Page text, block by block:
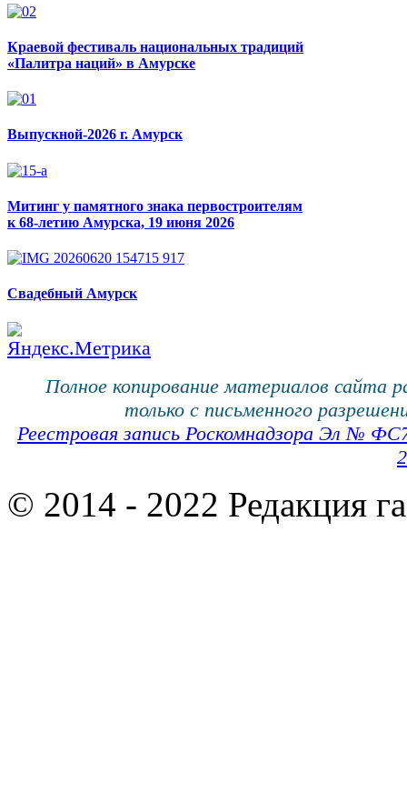
Краевой фестиваль национальных традиций
«Палитра наций» в Амурске
Выпускной-2026 г. Амурск
Митинг у памятного знака первостроителям
к 68-летию Амурска, 19 июня 2026
Свадебный Амурск
Полное копирование материалов сайта
только с письменного
Реестровая запись Роскомнадзора Эл №
© 2014 - 2022 Редакция